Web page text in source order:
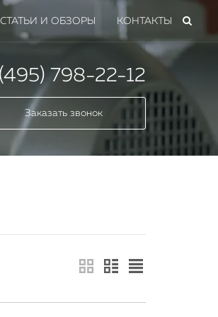
СТАТЬИ И ОБЗОРЫ КОНТАКТЫ
798-22-12
Заказать звонок